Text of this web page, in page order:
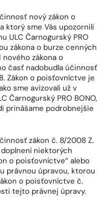
nový zákon o
ktorý sme Vás upozornili
ULC Čarnogurský PRO
zákona o burze cenných
zákona o
časť nadobudla účinnosť
Zákon o poisťovníctve je
sme avizovali už v
Čarnogurský PRO BONO,
prinášame podrobnejšie
zákon č. 8/2008 Z.
niektorých
o poisťovníctve“ alebo
právnou úpravou, ktorou
o poisťovníctve č.
tejto právnej úpravy.